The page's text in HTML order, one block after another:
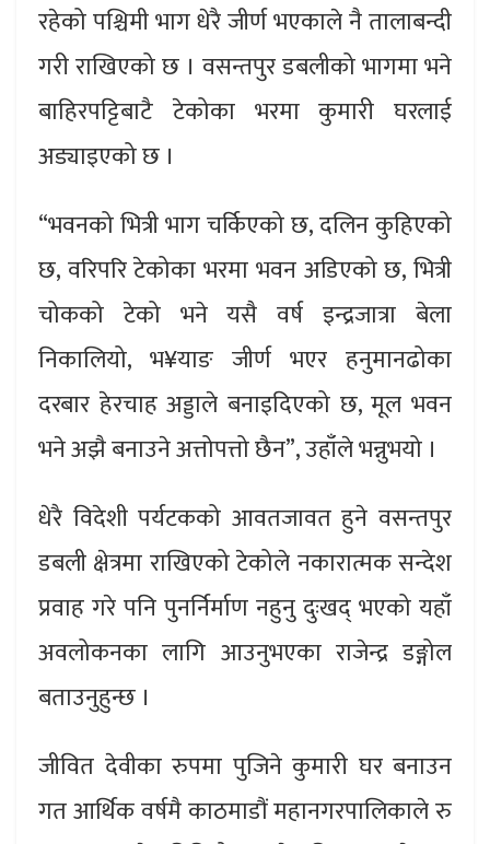
रहेको पश्चिमी भाग धेरै जीर्ण भएकाले नै तालाबन्दी
गरी राखिएको छ । वसन्तपुर डबलीको भागमा भने
बाहिरपट्टिबाटै टेकोका भरमा कुमारी घरलाई
अड्याइएको छ ।
“भवनको भित्री भाग चर्किएको छ, दलिन कुहिएको
छ, वरिपरि टेकोका भरमा भवन अडिएको छ, भित्री
चोकको टेको भने यसै वर्ष इन्द्रजात्रा बेला
निकालियो, भ¥याङ जीर्ण भएर हनुमानढोका
दरबार हेरचाह अड्डाले बनाइदिएको छ, मूल भवन
भने अझै बनाउने अत्तोपत्तो छैन”, उहाँले भन्नुभयो ।
धेरै विदेशी पर्यटकको आवतजावत हुने वसन्तपुर
डबली क्षेत्रमा राखिएको टेकोले नकारात्मक सन्देश
प्रवाह गरे पनि पुनर्निर्माण नहुनु दुःखद् भएको यहाँ
अवलोकनका लागि आउनुभएका राजेन्द्र डङ्गोल
बताउनुहुन्छ ।
जीवित देवीका रुपमा पुजिने कुमारी घर बनाउन
गत आर्थिक वर्षमै काठमाडौं महानगरपालिकाले रु